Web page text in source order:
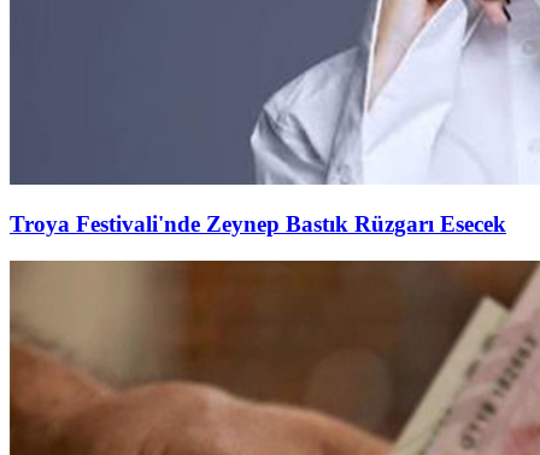
Troya Festivali'nde Zeynep Bastık Rüzgarı Esecek